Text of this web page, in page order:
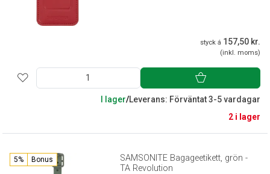
styck á 157,50 kr.
(inkl. moms)
I lager/Leverans: Förväntat 3-5 vardagar
2 i lager
5% Bonus
SAMSONITE Bagageetikett, grön -
TA Revolution